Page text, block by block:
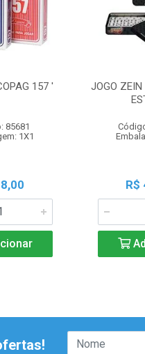
157 '
85681
1X1
JOGO
R$